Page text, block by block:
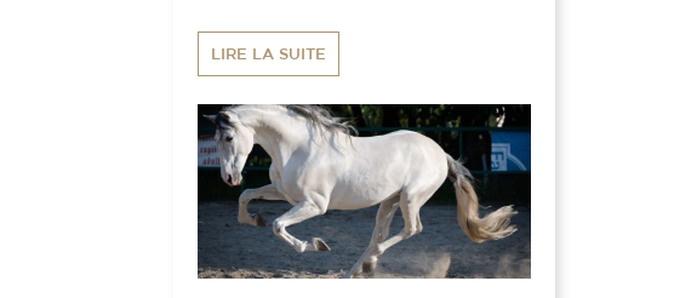
LIRE LA SUITE